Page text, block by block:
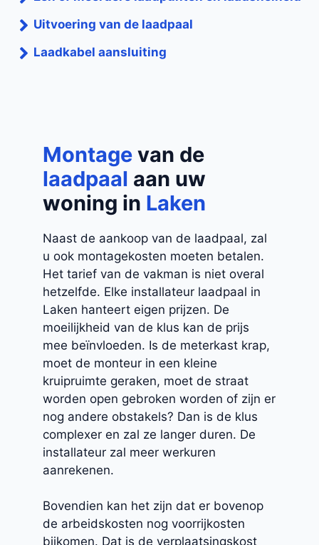
Uitvoering van de laadpaal
Laadkabel aansluiting
Montage van de
laadpaal aan uw
woning in Laken
Naast de aankoop van de laadpaal, zal
u ook montagekosten moeten betalen.
Het tarief van de vakman is niet overal
hetzelfde. Elke installateur laadpaal in
Laken hanteert eigen prijzen. De
moeilijkheid van de klus kan de prijs
mee beïnvloeden. Is de meterkast krap,
moet de monteur in een kleine
kruipruimte geraken, moet de straat
worden open gebroken worden of zijn er
nog andere obstakels? Dan is de klus
complexer en zal ze langer duren. De
installateur zal meer werkuren
aanrekenen.
Bovendien kan het zijn dat er bovenop
de arbeidskosten nog voorrijkosten
bijkomen. Dat is de verplaatsingskost